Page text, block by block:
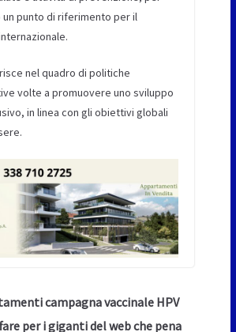
un punto di riferimento per il
nel quadro di politiche
volte a promuovere uno sviluppo
in linea con gli obiettivi globali
campagna vaccinale HPV
per i giganti del web che pena